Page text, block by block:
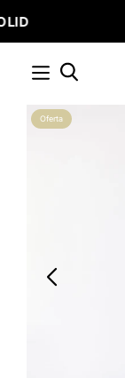
directamente
al
COMPRA A
Oferta